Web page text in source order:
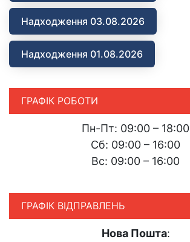
Надходження 03.08.2026
Надходження 01.08.2026
ГРАФІК РОБОТИ
Пн-Пт: 09:00 – 18:00
Сб: 09:00 – 16:00
Вс: 09:00 – 16:00
ГРАФІК ВІДПРАВЛЕНЬ
Нова Пошта: